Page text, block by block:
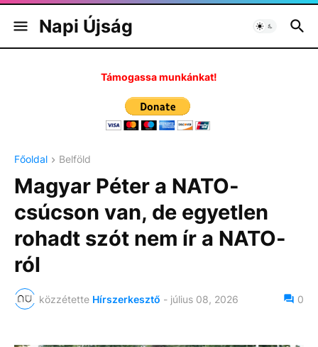
Napi Újság
Támogassa munkánkat!
Főoldal Belföld
Magyar Péter a NATO-
csúcson van, de egyetlen
rohadt szót nem ír a NATO-
ról
közzétette Hírszerkesztő - július 08, 2026 0